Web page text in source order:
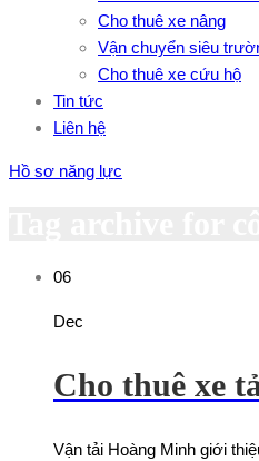
Cho thuê xe nâng
Vận chuyển siêu
Cho thuê xe cứu hộ
Tin tức
Liên hệ
Hồ sơ năng lực
06
Dec
Cho thuê xe
Vận tải Hoàng Minh giới